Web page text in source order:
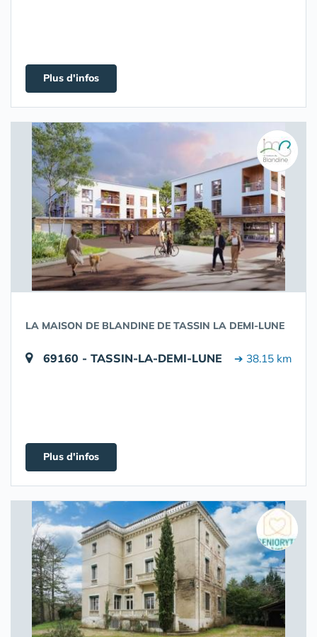
Plus d'infos
LA MAISON DE BLANDINE DE TASSIN LA DEMI-LUNE
69160 - TASSIN-LA-DEMI-LUNE ➔ 38.15 km
Plus d'infos